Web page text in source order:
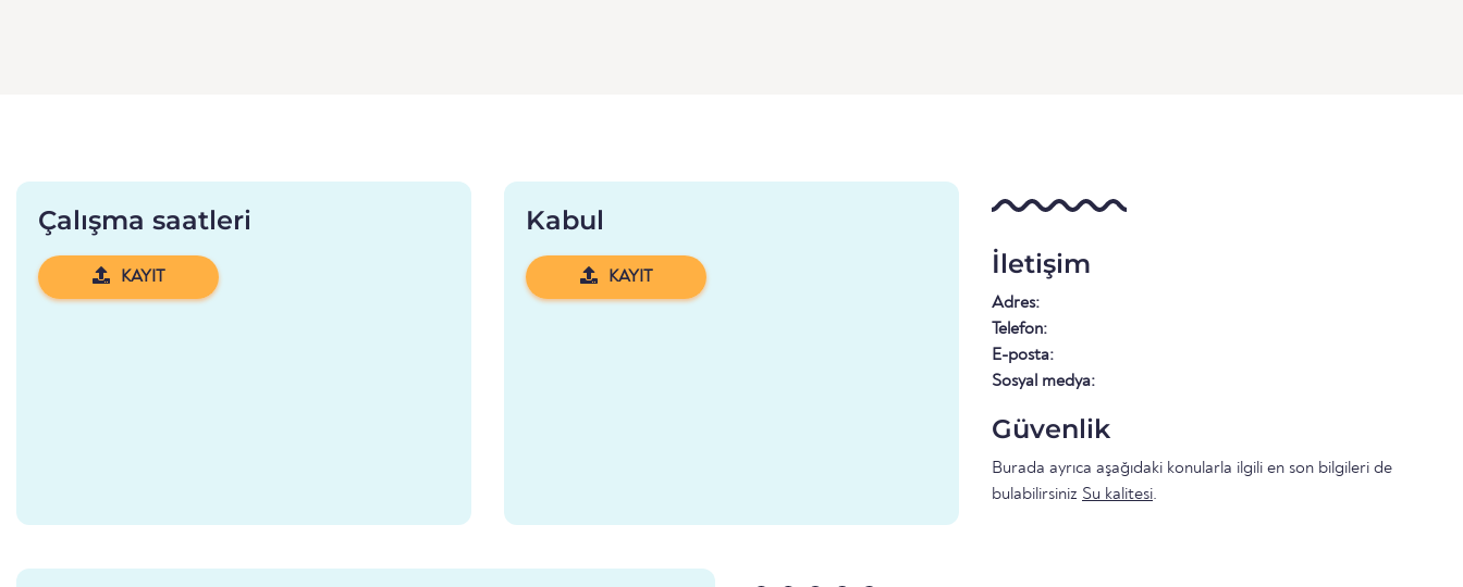
Çalışma saatleri
KAYIT
Kabul
KAYIT İletişim
Adres:
Telefon:
E-posta:
Sosyal medya:
Güvenlik
Burada ayrıca aşağıdaki konularla ilgili en son bilgileri de
bulabilirsiniz Su kalitesi.